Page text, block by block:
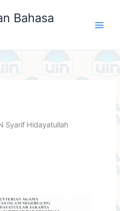
Bahasa
Syarif Hidayatullah